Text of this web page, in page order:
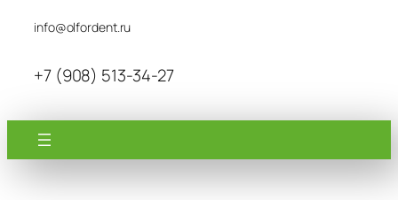
info@olfordent.ru
+7 (908) 513-34-27